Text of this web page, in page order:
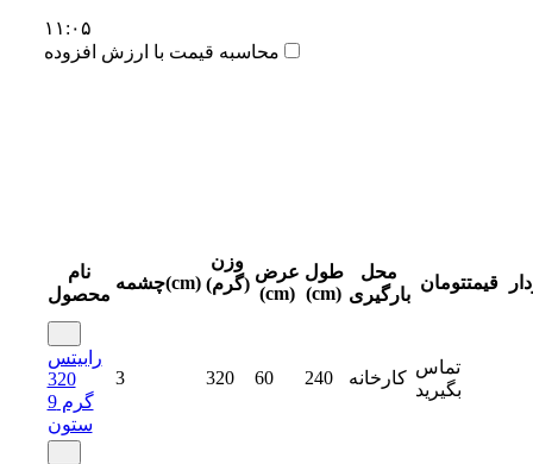
۱۱:۰۵
محاسبه قیمت با ارزش افزوده
نام
محصول
چشمه(cm)
وزن
(گرم)
عرض
(cm)
طول
(cm)
محل
بارگیری
قیمتتومان
رابیتس
320
گرم 9
ستون
3 320 60 240 کارخانه
تماس
بگیرید